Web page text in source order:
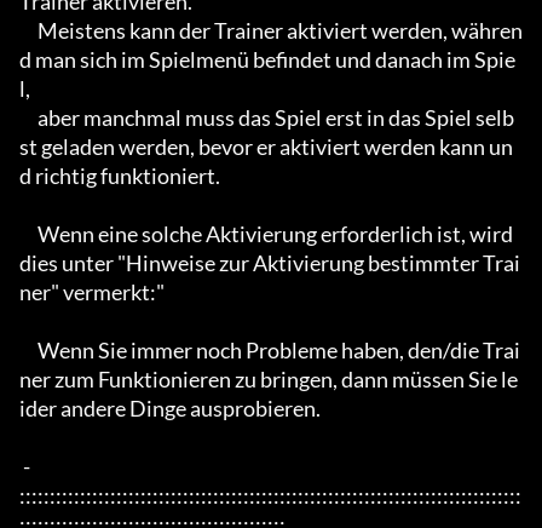
d man sich im Spielmenü befindet und danach im Spie
l,
st geladen werden, bevor er aktiviert werden kann un
d richtig funktioniert.
dies unter "Hinweise zur Aktivierung bestimmter Trai
ner" vermerkt:"
ner zum Funktionieren zu bringen, dann müssen Sie le
ider andere Dinge ausprobieren.
:::::::::::::::::::::::::::::::::::::::::::::::::::::::::::::::::::::::::::::::::::